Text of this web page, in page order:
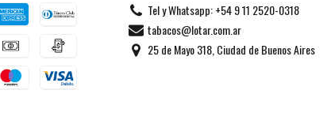
Tel y Whatsapp: +54 9 11 2520-0318
tabacos@lotar.com.ar
25 de Mayo 318, Ciudad de Buenos Aires